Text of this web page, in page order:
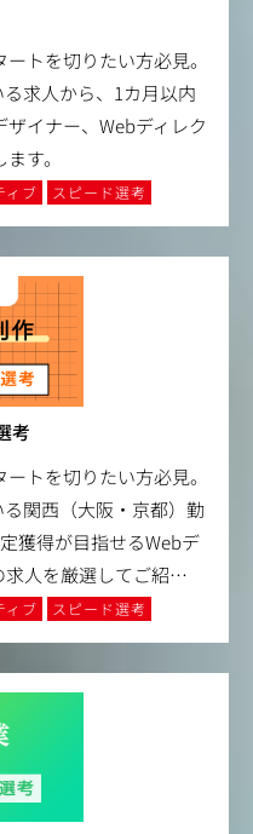
トを切りたい方必見。
求人から、1カ月以内
イナー、Webディレク
す。
ィブ スピード選考
考
トを切りたい方必見。
関西（大阪・京都）勤
獲得が目指せるWebデ
人を厳選してご紹…
ィブ スピード選考